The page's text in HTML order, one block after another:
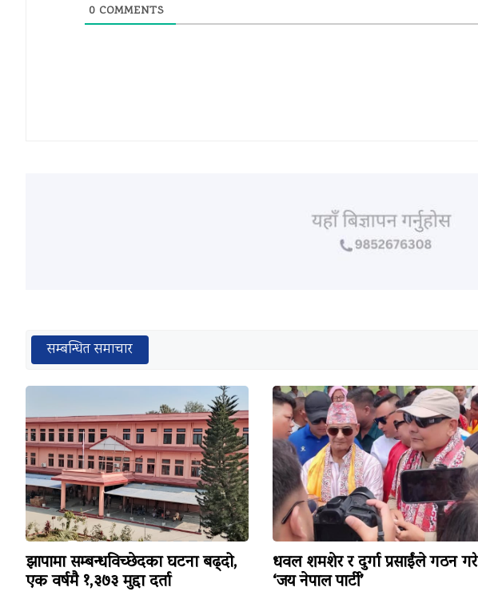
0 COMMENTS
सम्बन्धित समाचार
झापामा सम्बन्धविच्छेदका घटना बढ्दो,
एक वर्षमै १,३७३ मुद्दा दर्ता
धवल शमशेर र दुर्गा प्रसाईंले गठन गरे
‘जय नेपाल पार्टी’